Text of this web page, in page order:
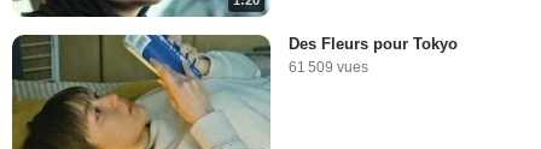
Des Fleurs pour Tokyo
61 509 vues